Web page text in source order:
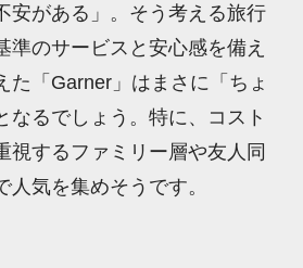
安がある」。そう考える旅行
準のサービスと安心感を備え
た「Garner」はまさに「ちょ
なるでしょう。特に、コスト
視するファミリー層や友人同
気を集めそうです。